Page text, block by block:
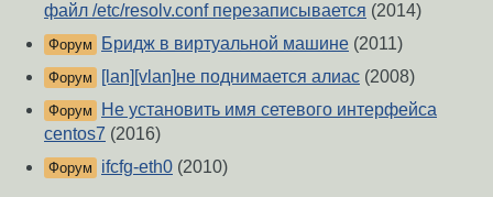
файл /etc/resolv.conf перезаписывается (2014)
Форум Бридж в виртуальной машине (2011)
Форум [lan][vlan]не поднимается алиас (2008)
Форум
Не установить имя сетевого интерфейса
centos7 (2016)
Форум ifcfg-eth0 (2010)